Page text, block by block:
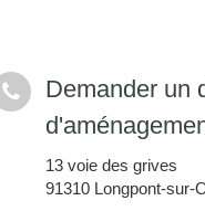
Demander un
13 voie des grives
91310 Longpont-sur-